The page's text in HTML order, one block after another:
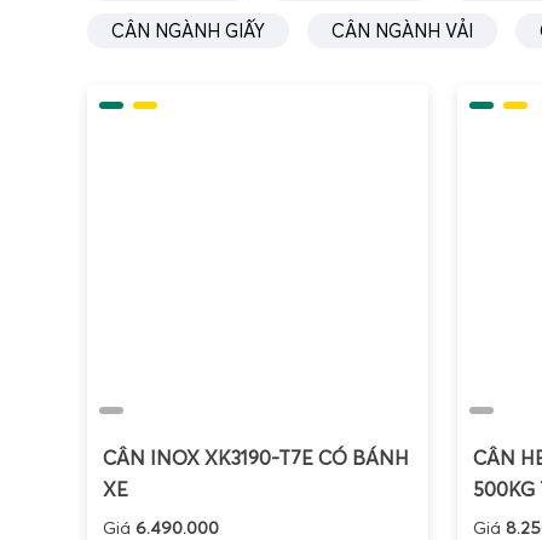
CÂN NGÀNH GIẤY CÂN NGÀNH VẢI
CÂN INOX XK3190-T7E CÓ BÁNH
XE
Giá 6.490.000
CÂN
500KG
Giá